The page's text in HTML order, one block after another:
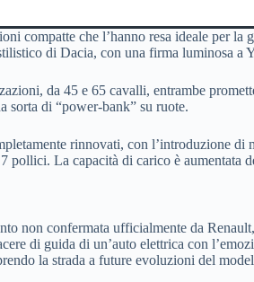
compatte che l’hanno resa ideale per
di Dacia, con una firma luminosa a
da 45 e 65 cavalli, entrambe
sorta di “power-bank” su ruote.
rinnovati, con l’introduzione
pollici. La capacità di carico è aumentata
non confermata ufficialmente da
di guida di un’auto elettrica con
la strada a future evoluzioni del